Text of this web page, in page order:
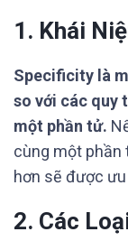
1. Khái
Specificity là
so với các quy
một phần tử.
cùng một phần
hơn sẽ được
2. Các